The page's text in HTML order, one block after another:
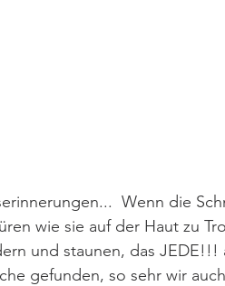
Wenn die
wie sie auf der Haut zu
und staunen, das JEDE!!!
gefunden, so sehr wir